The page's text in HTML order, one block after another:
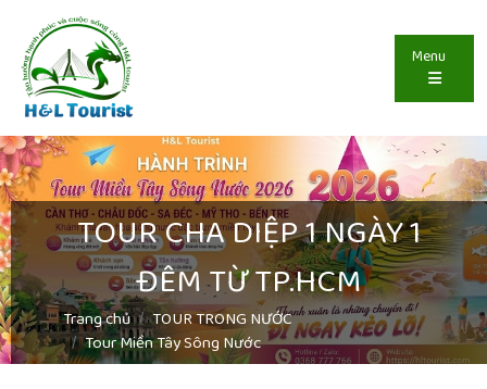
Menu
TOUR CHA DIỆP 1 NGÀY 1
ĐÊM TỪ TP.HCM
Trang chủ
TOUR TRONG NƯỚC
Tour Miền Tây Sông Nước